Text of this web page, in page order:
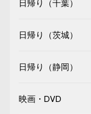
日帰り（千葉）
日帰り（茨城）
日帰り（静岡）
映画・DVD